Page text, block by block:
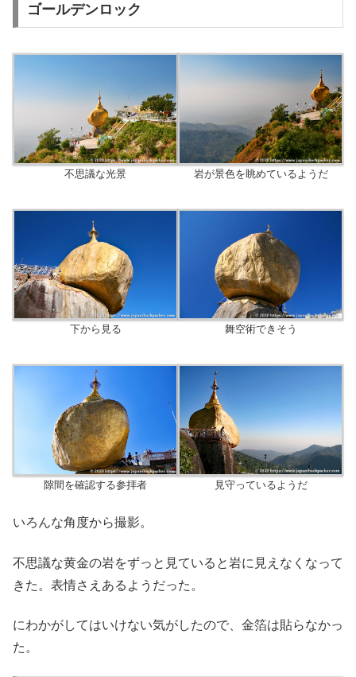
ゴールデンロック
不思議な光景 岩が景色を眺めているようだ
下から見る 舞空術できそう
隙間を確認する参拝者 見守っているようだ
いろんな角度から撮影。
不思議な黄金の岩をずっと見ていると岩に見えなくなって
きた。表情さえあるようだった。
にわかがしてはいけない気がしたので、金箔は貼らなかっ
た。